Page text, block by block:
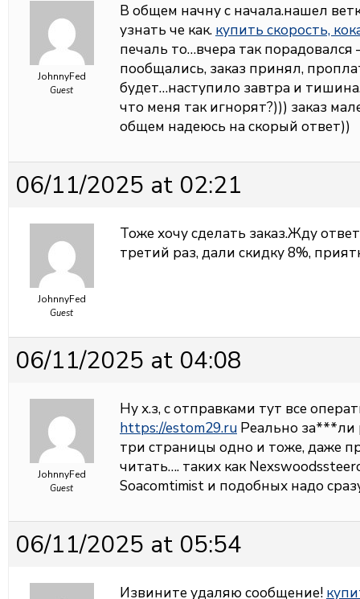
JohnnyFed
Guest
В общем начну с начала.нашел
узнать че как. купить скорость,
печаль то…вчера так
пообщались, заказ принял,
будет…наступило завтра и
что меня так игнорят?))) заказ
общем надеюсь на скорый ответ))
06/11/2025 at 02:21
JohnnyFed
Guest
Тоже хочу сделать заказ.Жду
третий раз, дали скидку 8%,
06/11/2025 at 04:08
JohnnyFed
Guest
Ну х.з, с отправками тут все
https://estom29.ru Реально за***ли
три страницы одно и тоже, даже
читать…. таких как
Soacomtimist и подобных надо
06/11/2025 at 05:54
Извините удаляю сообщение!